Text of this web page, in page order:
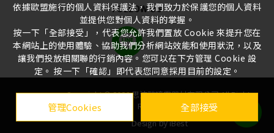
FOLLOW US
Copyright ©2026思沛雅噴霧器材有限公司All Rights
Reserved. |
DesignbyiBest
依據歐盟施行的個人資料保護法，我們致力於保護您的個人資料
並提供您對個人資料的掌握。
按一下「全部接受」，代表您允許我們置放 Cookie 來提升您在
本網站上的使用體驗、協助我們分析網站效能和使用狀況，以及
讓我們投放相關聯的行銷內容。您可以在下方管理 Cookie 設
定。 按一下「確認」即代表您同意採用目前的設定。
管理Cookies 全部接受